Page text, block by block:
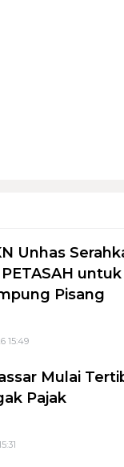
Unhas
Pisang
15:49
Mulai
Pajak